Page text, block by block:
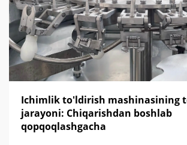
Ichimlik to'ldirish mashinasining
jarayoni: Chiqarishdan boshlab
qopqoqlashgacha